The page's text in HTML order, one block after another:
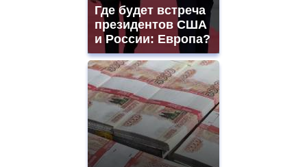
Где будет встреча
президентов США
и России: Европа?